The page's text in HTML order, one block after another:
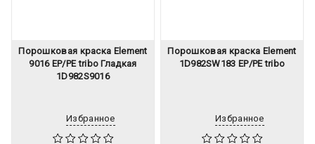
Порошковая краска Element
9016 EP/PE tribo Гладкая
1D982S9016
Избранное
Порошковая краска Element
1D982SW183 EP/PE tribo
Избранное